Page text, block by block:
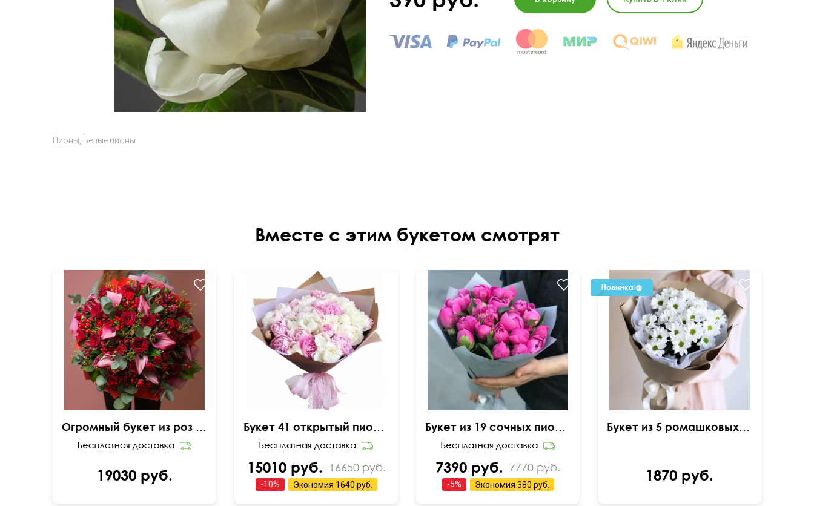
Пионы Белые пионы
Вместе с этим букетом смотрят
Огромный букет из роз и калл
19030 руб.
Букет 41 открытый пион в крафте
15010 руб. 16650 руб.
-10% Экономия 1640 руб.
Букет из 19 сочных пионов
7390 руб. 7770 руб.
-5% Экономия 380 руб.
Букет из 5 ромашковых хризантем
1870 руб.